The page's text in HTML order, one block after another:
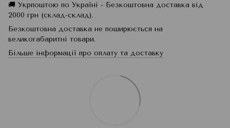
🚚 Укрпоштою по Україні - Безкоштовна доставка від
2000 грн (склад-склад).
Безкоштовна доставка не поширюється на
великогабаритні товари.
Більше інформації про оплату та доставку